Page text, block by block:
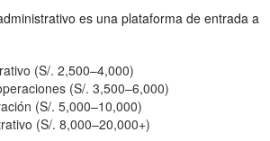
es una plataforma de entrada a
(S/. 2,500–4,000)
(S/. 3,500–6,000)
(S/. 5,000–10,000)
(S/. 8,000–20,000+)